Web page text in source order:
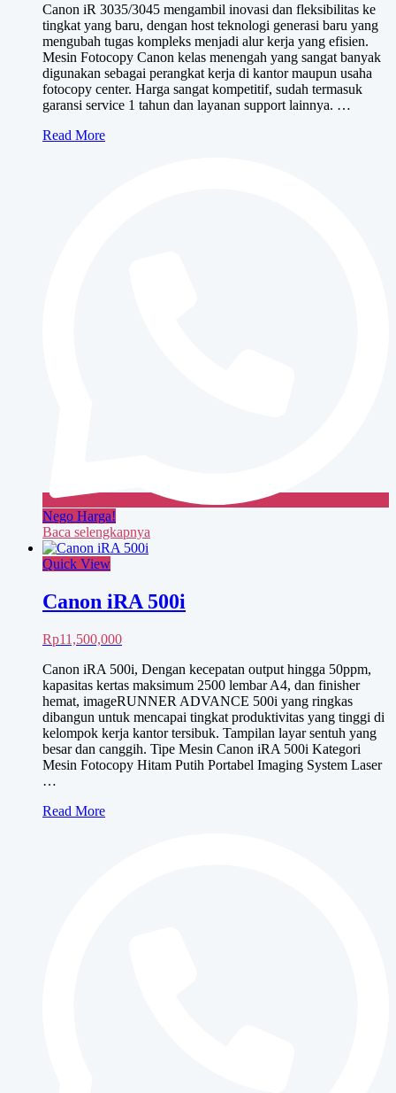
adalah:
Rp14,500,000.
ini
adalah:
Rp11,000,000.
Canon iR 3035/3045 mengambil inovasi dan fleksibilitas ke
tingkat yang baru, dengan host teknologi generasi baru yang
mengubah tugas kompleks menjadi alur kerja yang efisien.
Mesin Fotocopy Canon kelas menengah yang sangat banyak
digunakan sebagai perangkat kerja di kantor maupun usaha
fotocopy center. Harga sangat kompetitif, sudah termasuk
garansi service 1 tahun dan layanan support lainnya. …
Canon
Read More
Nego Harga!
Baca selengkapnya
Quick View
Canon iRA 500i
Rp11,500,000
Canon iRA 500i, Dengan kecepatan output hingga 50ppm,
kapasitas kertas maksimum 2500 lembar A4, dan finisher
hemat, imageRUNNER ADVANCE 500i yang ringkas
dibangun untuk mencapai tingkat produktivitas yang tinggi di
kelompok kerja kantor tersibuk. Tampilan layar sentuh yang
besar dan canggih. Tipe Mesin Canon iRA 500i Kategori
Mesin Fotocopy Hitam Putih Portabel Imaging System Laser
…
Canon
Read More